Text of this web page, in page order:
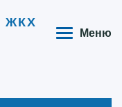
ЖКХ
Меню